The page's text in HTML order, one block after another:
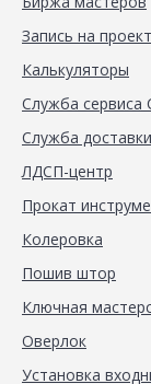
Запись на
Калькуляторы
Служба сервиса
Служба доставки
ЛДСП-центр
Прокат
Колеровка
Пошив штор
Ключная
Оверлок
Установка